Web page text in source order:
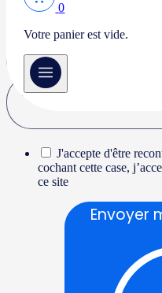
0
Votre panier est vide.
J'accepte d'être
cochant cette case,
ce site
Envoyer